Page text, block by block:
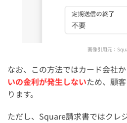
画像引用元：
なお、この方法ではカード会社
いの金利が発生しないため、顧
ります。
ただし、Square請求書ではクレ